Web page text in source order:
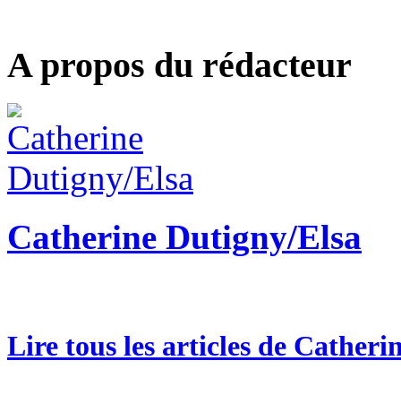
A propos du rédacteur
Catherine Dutigny/Elsa
Lire tous les articles de